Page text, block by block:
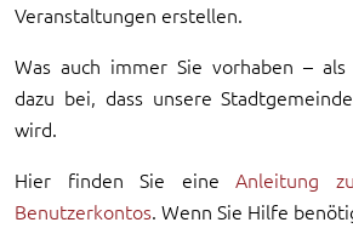
Veranstaltungen erstellen.
Was auch immer Sie vorhaben –
dazu bei, dass unsere
wird.
Hier finden Sie eineAnleitung
Benutzerkontos. Wenn Sie Hilfe